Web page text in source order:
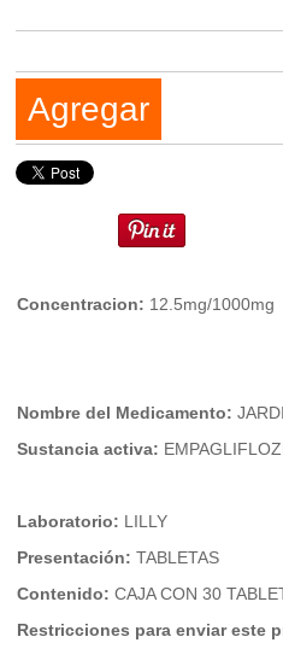
Agregar
Concentracion: 12.5mg/1000mg
Nombre del Medicamento:
Sustancia activa:
Laboratorio: LILLY
Presentación: TABLETAS
Contenido: CAJA CON 30
Restricciones para enviar este